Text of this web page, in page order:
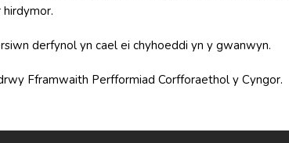
derfynol yn cael ei chyhoeddi yn y gwanwyn.
Fframwaith Perfformiad Corfforaethol y Cyngor.